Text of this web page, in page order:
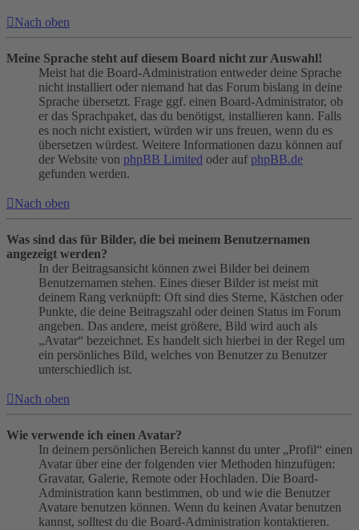
Nach oben
Meine Sprache steht auf diesem Board nicht zur Auswahl!
Meist hat die Board-Administration entweder deine Sprache
nicht installiert oder niemand hat das Forum bislang in deine
Sprache übersetzt. Frage ggf. einen Board-Administrator, ob
er das Sprachpaket, das du benötigst, installieren kann. Falls
es noch nicht existiert, würden wir uns freuen, wenn du es
übersetzen würdest. Weitere Informationen dazu können auf
der Website von phpBB Limited oder auf phpBB.de
gefunden werden.
Nach oben
Was sind das für Bilder, die bei meinem Benutzernamen
angezeigt werden?
In der Beitragsansicht können zwei Bilder bei deinem
Benutzernamen stehen. Eines dieser Bilder ist meist mit
deinem Rang verknüpft: Oft sind dies Sterne, Kästchen oder
Punkte, die deine Beitragszahl oder deinen Status im Forum
angeben. Das andere, meist größere, Bild wird auch als
„Avatar“ bezeichnet. Es handelt sich hierbei in der Regel um
ein persönliches Bild, welches von Benutzer zu Benutzer
unterschiedlich ist.
Nach oben
Wie verwende ich einen Avatar?
In deinem persönlichen Bereich kannst du unter „Profil“ einen
Avatar über eine der folgenden vier Methoden hinzufügen:
Gravatar, Galerie, Remote oder Hochladen. Die Board-
Administration kann bestimmen, ob und wie die Benutzer
Avatare benutzen können. Wenn du keinen Avatar benutzen
kannst, solltest du die Board-Administration kontaktieren.